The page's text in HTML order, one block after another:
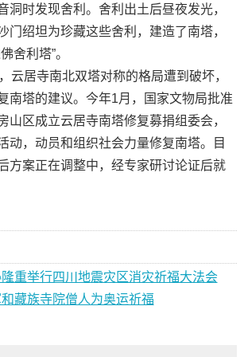
洞时发现舍利。舍利出土后昼夜发光，
门绍坦为珍藏这些舍利，建造了南塔，
舍利塔”。
云居寺南北双塔对称的格局遭到破坏，
南塔的建议。今年1月，国家文物局批准
山区成立云居寺南塔修复募捐组委会，
动，动员和组织社会力量修复南塔。目
方案正在调整中，经专家研讨论证后就
重举行四川地震灾区消灾祈福大法会
藏族寺院僧人为奥运祈福